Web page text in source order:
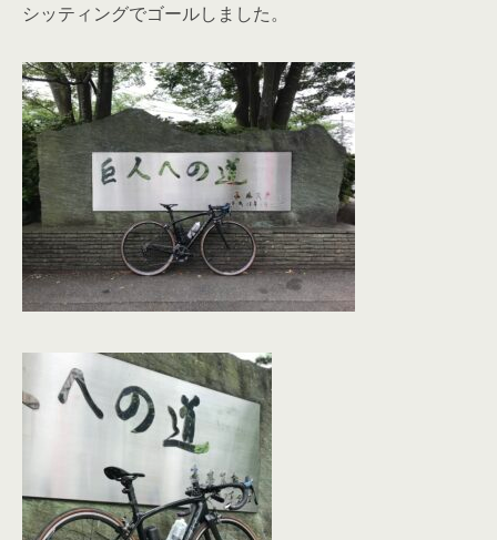
シッティングでゴールしました。